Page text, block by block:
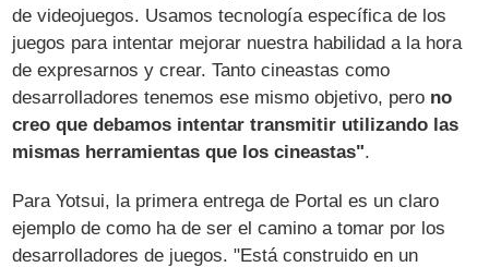
de videojuegos. Usamos tecnología específica de los
juegos para intentar mejorar nuestra habilidad a la hora
de expresarnos y crear. Tanto cineastas como
desarrolladores tenemos ese mismo objetivo, pero no
creo que debamos intentar transmitir utilizando las
mismas herramientas que los cineastas".
Para Yotsui, la primera entrega de Portal es un claro
ejemplo de como ha de ser el camino a tomar por los
desarrolladores de juegos. "Está construido en un